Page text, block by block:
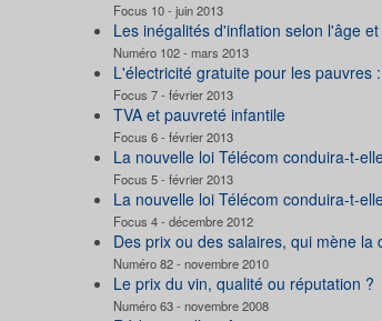
Focus 10 - juin 2013
Les inégalités d'inflation selon l'âge
Numéro 102 - mars 2013
L'électricité gratuite pour les pauvres
Focus 7 - février 2013
TVA et pauvreté infantile
Focus 6 - février 2013
La nouvelle loi Télécom conduira-t-
Focus 5 - février 2013
La nouvelle loi Télécom conduira-t-
Focus 4 - décembre 2012
Des prix ou des salaires, qui mène la
Numéro 82 - novembre 2010
Le prix du vin, qualité ou réputation ?
Numéro 63 - novembre 2008